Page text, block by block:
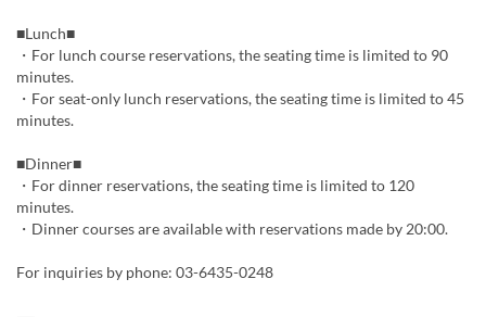
■Lunch■
・For lunch course reservations, the seating time is limited to 90
minutes.
・For seat-only lunch reservations, the seating time is limited to 45
minutes.
■Dinner■
・For dinner reservations, the seating time is limited to 120
minutes.
・Dinner courses are available with reservations made by 20:00.
For inquiries by phone: 03-6435-0248